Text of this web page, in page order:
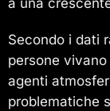
a una
Secondo i dati
persone
agenti
problematiche